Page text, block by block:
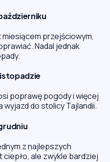
przejściowym,
Nadal jednak
poprawę pogody i więcej
do stolicy Tajlandii.
z najlepszych
ale zwykle bardziej